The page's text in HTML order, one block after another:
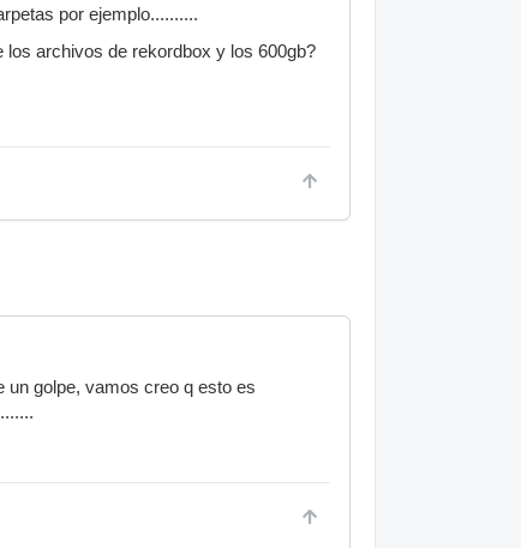
por ejemplo..........
archivos de rekordbox y los 600gb?
un golpe, vamos creo q esto es